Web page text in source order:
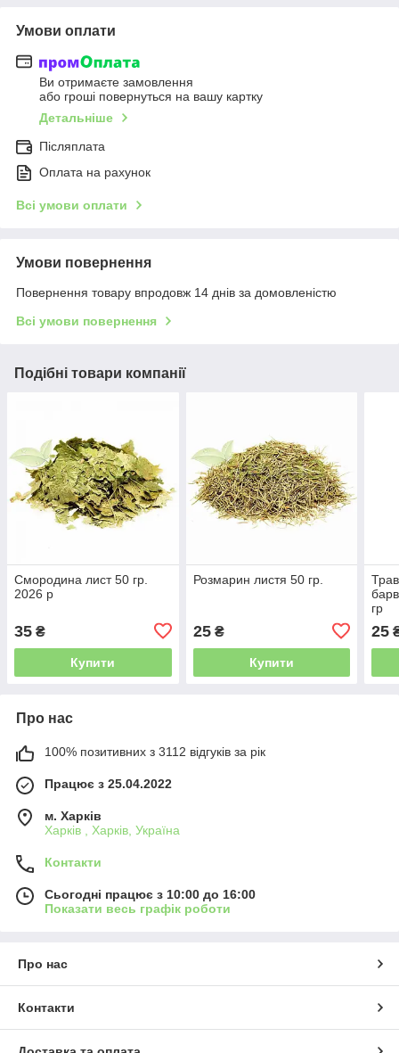
Умови оплати
Ви отримаєте замовлення
або гроші повернуться на вашу картку
Детальніше
Післяплата
Оплата на рахунок
Всі умови оплати
Умови повернення
Повернення товару впродовж 14 днів за домовленістю
Всі умови повернення
Подібні товари компанії
Смородина лист 50 гр.
2026 р
35 ₴
Купити
Розмарин листя 50 гр.
25₴
Купити
гр
25
Про нас
100% позитивних з 3112 відгуків за рік
Працює з 25.04.2022
м. Харків
Харків , Харків, Україна
Контакти
Сьогодні працює з 10:00 до 16:00
Показати весь графік роботи
Про нас
Контакти